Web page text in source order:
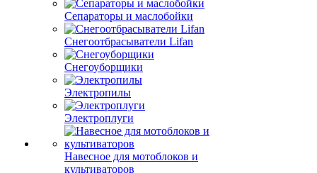
Сепараторы и маслобойки
Снегоотбрасыватели Lifan
Снегоуборщики
Электропилы
Электроплуги
Навесное для мотоблоков и
культиваторов